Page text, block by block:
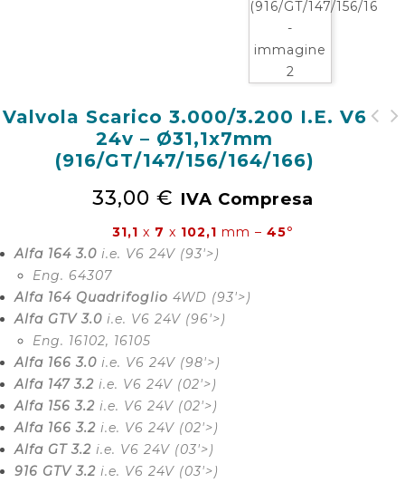
Valvola Scarico 3.000/3.200 I.E. V6
24v – Ø31,1x7mm
(916/GT/147/156/164/166)
33,00 € IVA Compresa
31,1 x 7 x 102,1 mm – 45°
Alfa 164 3.0 i.e. V6 24V (93′>)
Eng. 64307
Alfa 164 Quadrifoglio 4WD (93′>)
Alfa GTV 3.0 i.e. V6 24V (96′>)
Eng. 16102, 16105
Alfa 166 3.0 i.e. V6 24V (98′>)
Alfa 147 3.2 i.e. V6 24V (02′>)
Alfa 156 3.2 i.e. V6 24V (02′>)
Alfa 166 3.2 i.e. V6 24V (02′>)
Alfa GT 3.2 i.e. V6 24V (03′>)
916 GTV 3.2 i.e. V6 24V (03′>)